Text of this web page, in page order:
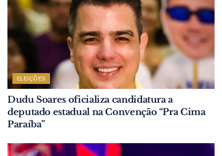
ELEIÇÕES
Dudu Soares oficializa candidatura a
deputado estadual na Convenção “Pra Cima
Paraíba”